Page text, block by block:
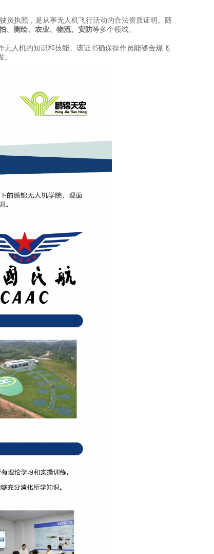
员执照，是从事无人机飞行活动的合法资质证明。随
、测绘、农业、物流、安防等多个领域。
人机的知识和技能。该证书确保操作员能够合规飞